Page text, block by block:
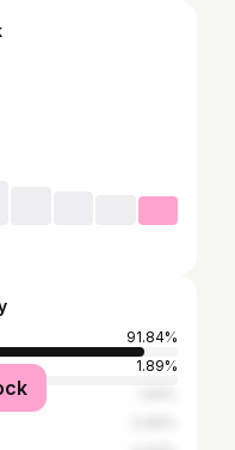
91.84%
1.89%